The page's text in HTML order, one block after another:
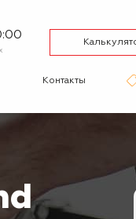
Контакты